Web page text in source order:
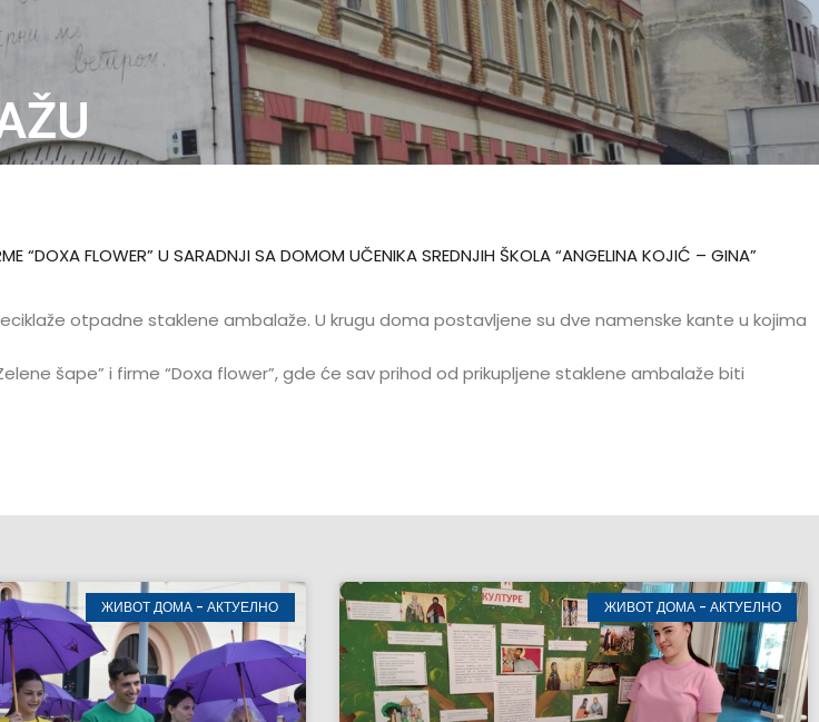
“DOXA FLOWER” U SARADNJI SA DOMOM UČENIKA SREDNJIH ŠKOLA “ANGELINA KOJIĆ – GINA”
otpadne staklene ambalaže. U krugu doma postavljene su dve namenske kante u kojima
šape” i firme “Doxa flower”, gde će sav prihod od prikupljene staklene ambalaže biti
ЖИВОТ ДОМА - АКТУЕЛНО ЖИВОТ ДОМА - АКТУЕЛНО